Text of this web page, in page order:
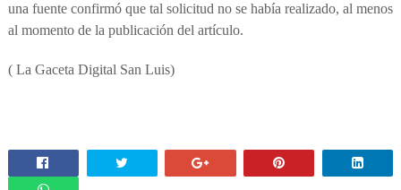
una fuente confirmó que tal solicitud no se había realizado, al menos
al momento de la publicación del artículo.
( La Gaceta Digital San Luis)